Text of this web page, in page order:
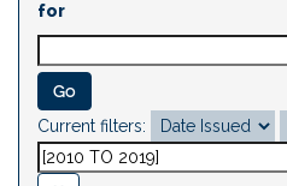
for
Current filters: